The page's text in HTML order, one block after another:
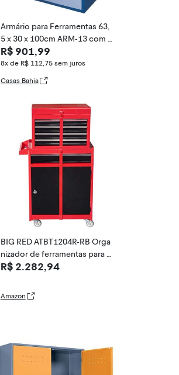
Armário para Ferramentas 63,
5 x 30 x 100cm ARM-13 com 3
Prateleiras - 1349 - FERCAR
R$ 901,99
8x de R$ 112,75 sem juros
Casas Bahia
BIG RED ATBT1204R-RB Orga
nizador de ferramentas para o
ficina com rodinhas Torin: cai
om 4 gavetas com grande ar
R$ 2.282,94
Amazon